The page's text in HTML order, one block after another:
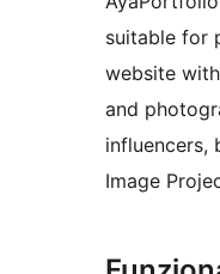
suitable for
website
and
influencers,
Image